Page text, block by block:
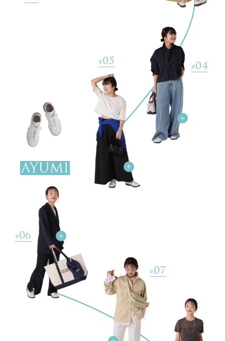
#04
#05
AYUMI
#06
#07
ADIDAS / アディダス for SLOBE / 417 STANSMITH LUXスニーカ
MERIGNAC17フットボールTEE
【CLANE/クラネ】2WAY BISTIER パンツ
￥6,160(税込) 80%OFF
《追加》SLOBE BIG トートバッグ
￥16,500(税込)
【PHILIPPE AUDIBERT/フィリップ・オーディベール】フープピ
アス
￥15,180(税込)
#11